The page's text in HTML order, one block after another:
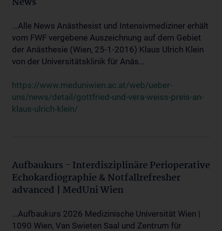
...Alle News Anästhesist und Intensivmediziner erhält
vom FWF vergebene Auszeichnung auf dem Gebiet
der Anästhesie (Wien, 25-1-2016) Klaus Ulrich Klein
von der Universitätsklinik für Anäs...
https://www.meduniwien.ac.at/web/ueber-
uns/news/detail/gottfried-und-vera-weiss-preis-an-
klaus-ulrich-klein/
Aufbaukurs - Interdisziplinäre Perioperative
Echokardiographie & Notfallrefresher
advanced | MedUni Wien
...Aufbaukurs 2026 Medizinische Universität Wien |
1090 Wien, Van Swieten Saal und Zentrum für